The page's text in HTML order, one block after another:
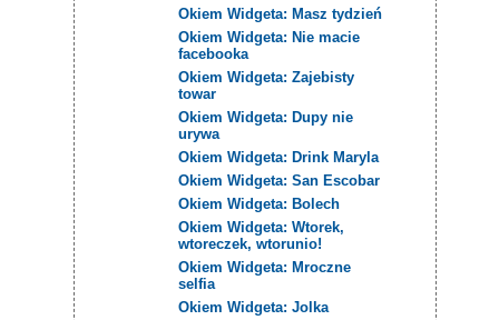
Okiem Widgeta: Masz tydzień
Okiem Widgeta: Nie macie
facebooka
Okiem Widgeta: Zajebisty
towar
Okiem Widgeta: Dupy nie
urywa
Okiem Widgeta: Drink Maryla
Okiem Widgeta: San Escobar
Okiem Widgeta: Bolech
Okiem Widgeta: Wtorek,
wtoreczek, wtorunio!
Okiem Widgeta: Mroczne
selfia
Okiem Widgeta: Jolka